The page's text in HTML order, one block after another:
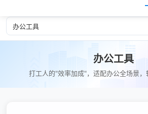
办公工具
打工人的"效率加成"，适配办公全场景